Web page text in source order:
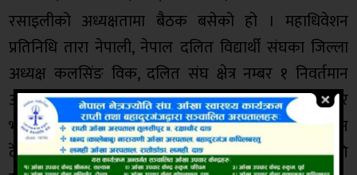
रसाइलीको अध्यक्षतामा बैठक बसेको हो । महाधिवेशन
प्रतिनिधि तारा नेपाली, नेपाल दलित विद्यार्थी संघका जिल्ला
अध्यक्ष कलसिंङ विक, दलित संघ क्षेत्र नम्बर १ निवर्तमान
अध्यक्ष चन्द्र नेपाली लगायतले नागरिक अहिले पनि रोग र
भोकमा छट्पटाउन बाध्य पारिएको भन्दै पुस १३ गतेको दिन
देशव्यापी रुपमा हुन लागेको विरोध प्रर्दशनमा सहभागिता लागि